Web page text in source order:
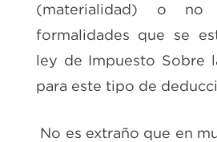
(materialidad) o no
formalidades que se
ley de Impuesto Sobre
para este tipo de
No es extraño que en